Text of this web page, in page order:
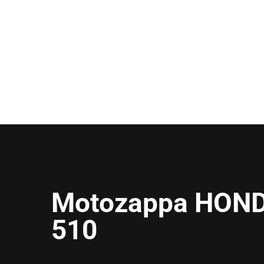
Motozappa
510